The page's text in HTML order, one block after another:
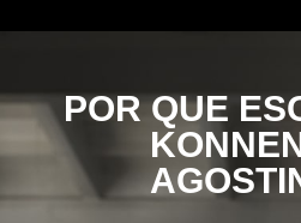
POR QUE